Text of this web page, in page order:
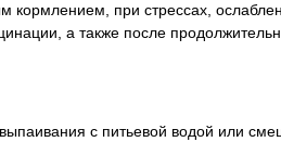
кормлением, при стрессах,
а также после
с питьевой водой или